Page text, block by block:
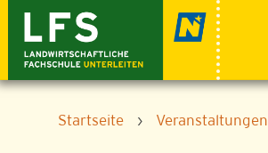
content
Startseite › Veranstaltungen